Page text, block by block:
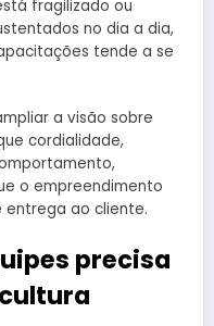
fragilizado ou
no dia a dia,
tende a se
a visão sobre
cordialidade,
o empreendimento
ao cliente.
precisa